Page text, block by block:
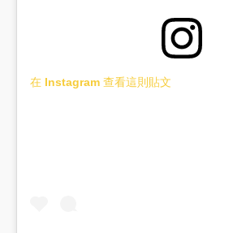
在 Instagram 查看這則貼文